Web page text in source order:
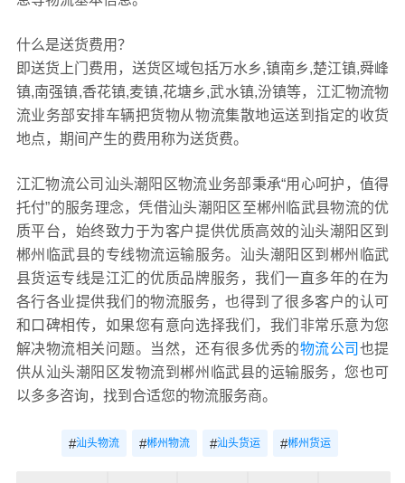
什么是送货费用？
即送货上门费用，送货区域包括万水乡,镇南乡,楚江镇,舜峰
镇,南强镇,香花镇,麦镇,花塘乡,武水镇,汾镇等，江汇物流物
流业务部安排车辆把货物从物流集散地运送到指定的收货
地点，期间产生的费用称为送货费。
江汇物流公司汕头潮阳区物流业务部秉承“用心呵护，值得
托付”的服务理念，凭借汕头潮阳区至郴州临武县物流的优
质平台，始终致力于为客户提供优质高效的汕头潮阳区到
郴州临武县的专线物流运输服务。汕头潮阳区到郴州临武
县货运专线是江汇的优质品牌服务，我们一直多年的在为
各行各业提供我们的物流服务，也得到了很多客户的认可
和口碑相传，如果您有意向选择我们，我们非常乐意为您
解决物流相关问题。当然，还有很多优秀的物流公司 也提
供从汕头潮阳区发物流到郴州临武县的运输服务，您也可
以多多咨询，找到合适您的物流服务商。
#汕头物流 #郴州物流 #汕头货运 #郴州货运